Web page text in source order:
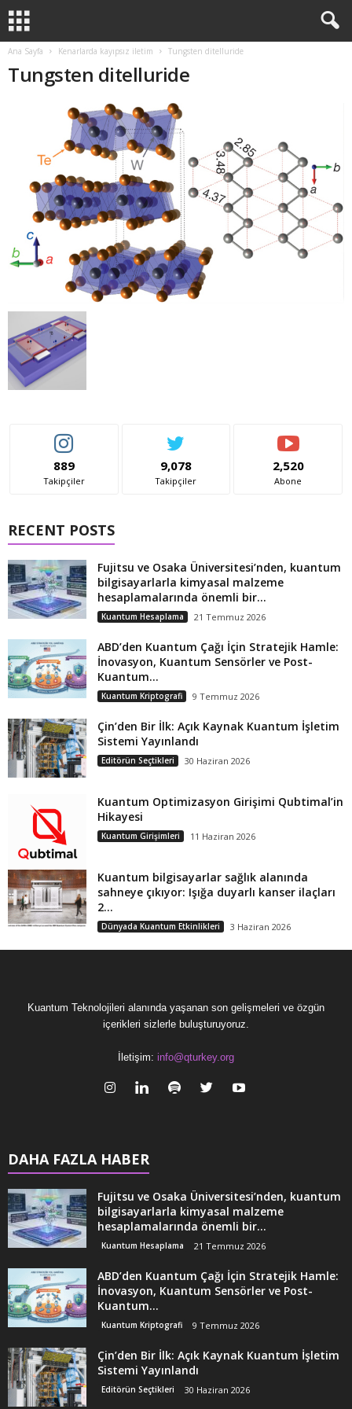
Ana Sayfa Kenarlarda kayıpsız iletim Tungsten ditelluride
Tungsten ditelluride
889
Takipçiler
9,078
Takipçiler
2,520
Abone
RECENT POSTS
Fujitsu ve Osaka Üniversitesi’nden, kuantum
bilgisayarlarla kimyasal malzeme
hesaplamalarında önemli bir...
Kuantum Hesaplama 21 Temmuz 2026
ABD’den Kuantum Çağı İçin Stratejik Hamle:
İnovasyon, Kuantum Sensörler ve Post-
Kuantum...
Kuantum Kriptografi 9 Temmuz 2026
Çin’den Bir İlk: Açık Kaynak Kuantum İşletim
Sistemi Yayınlandı
Editörün Seçtikleri 30 Haziran 2026
Kuantum Optimizasyon Girişimi Qubtimal’in
Hikayesi
Kuantum Girişimleri 11 Haziran 2026
Kuantum bilgisayarlar sağlık alanında
sahneye çıkıyor: Işığa duyarlı kanser ilaçları
2...
Dünyada Kuantum Etkinlikleri 3 Haziran 2026
Kuantum Teknolojileri alanında yaşanan son gelişmeleri ve özgün
içerikleri sizlerle buluşturuyoruz.
İletişim: info@qturkey.org
DAHA FAZLA HABER
Fujitsu ve Osaka Üniversitesi’nden, kuantum
bilgisayarlarla kimyasal malzeme
hesaplamalarında önemli bir...
Kuantum Hesaplama 21 Temmuz 2026
ABD’den Kuantum Çağı İçin Stratejik Hamle:
İnovasyon, Kuantum Sensörler ve Post-
Kuantum...
Kuantum Kriptografi 9 Temmuz 2026
Çin’den Bir İlk: Açık Kaynak Kuantum İşletim
Sistemi Yayınlandı
Editörün Seçtikleri 30 Haziran 2026